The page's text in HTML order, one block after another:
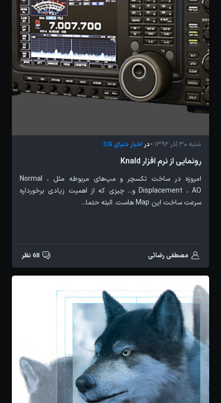
شنبه 30 آذر 1392 - دراخبار دنیای CG
رونمایی از نرم افزار Knald
امروزه در ساخت تکسچر و مپ‌های مربوطه مثل Normal ،
Displacement ، AO و... چیزی که از اهمیت زیادی برخورداره
سرعت ساخت این Map هاست. البته حتما...
مصطفی رضائی 68 نظر